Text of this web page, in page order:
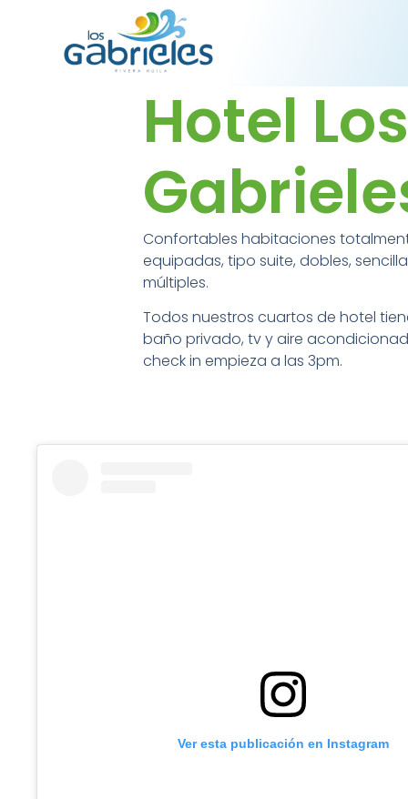
Hotel Los
Confortables habitaciones
equipadas, tipo suite, dobles,
múltiples.
Todos nuestros cuartos de hotel
baño privado, tv y aire
check in empieza a las 3pm.
Ver esta publicación en Instagram